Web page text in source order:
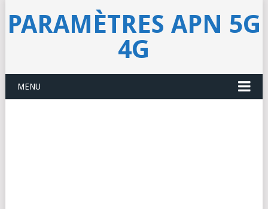
PARAMÈTRES APN 5G
4G
MENU